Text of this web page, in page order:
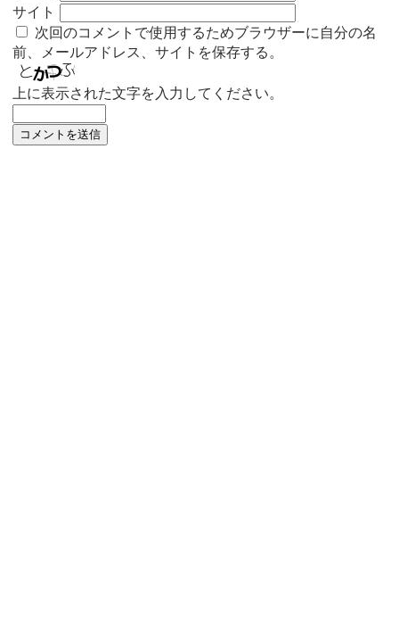
サイト
次回のコメントで使用するためブラウザーに自分の名
前、メールアドレス、サイトを保存する。
上に表示された文字を入力してください。